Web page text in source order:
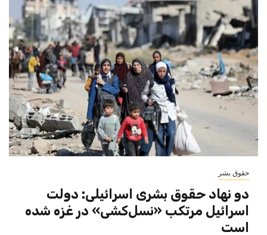
حقوق بشر
دو نهاد حقوق بشری اسرائیلی: دولت
اسرائیل مرتکب «نسل‌کشی» در غزه شده
است